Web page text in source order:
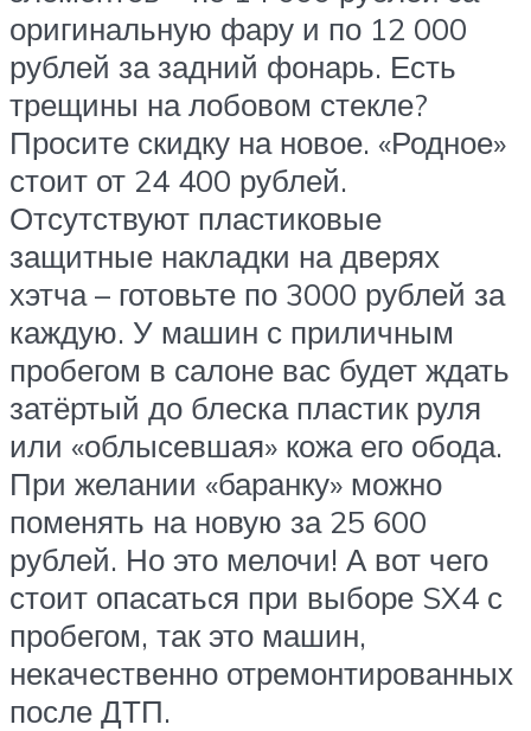
оригинальную фару и по 12 000
рублей за задний фонарь. Есть
трещины на лобовом стекле?
Просите скидку на новое. «Родное»
стоит от 24 400 рублей.
Отсутствуют пластиковые
защитные накладки на дверях
хэтча – готовьте по 3000 рублей за
каждую. У машин с приличным
пробегом в салоне вас будет ждать
затёртый до блеска пластик руля
или «облысевшая» кожа его обода.
При желании «баранку» можно
поменять на новую за 25 600
рублей. Но это мелочи! А вот чего
стоит опасаться при выборе SX4 с
пробегом, так это машин,
некачественно отремонтированных
после ДТП.